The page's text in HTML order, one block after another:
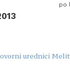
po
urednici